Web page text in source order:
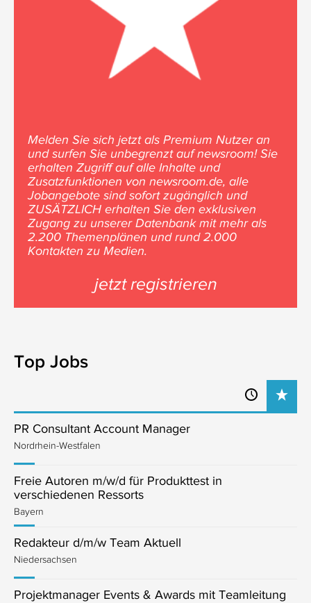
Melden Sie sich jetzt als Premium Nutzer an
und surfen Sie unbegrenzt auf newsroom! Sie
erhalten Zugriff auf alle Inhalte und
Zusatzfunktionen von newsroom.de, alle
Jobangebote sind sofort zugänglich und
ZUSÄTZLICH erhalten Sie den exklusiven
Zugang zu unserer Datenbank mit mehr als
2.200 Themenplänen und rund 2.000
Kontakten zu Medien.
jetzt registrieren
Top Jobs
PR Consultant Account Manager
Nordrhein-Westfalen
Freie Autoren m/w/d für Produkttest in
verschiedenen Ressorts
Bayern
Redakteur d/m/w Team Aktuell
Niedersachsen
Projektmanager Events & Awards mit Teamleitung